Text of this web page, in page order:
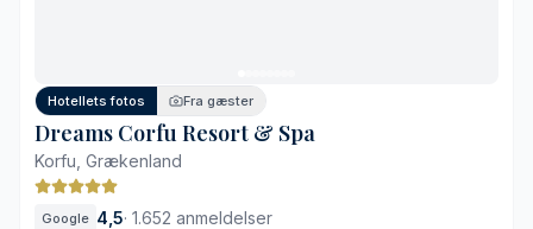
Hotellets fotos Fra gæster
Dreams Corfu Resort & Spa
Korfu, Grækenland
Google 4,5· 1.652 anmeldelser